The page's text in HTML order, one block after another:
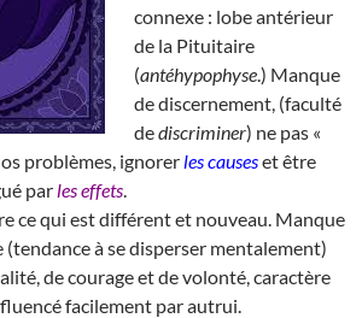
connexe : lobe antérieur
de la Pituitaire
(antéhypophyse.) Manque
de discernement, (faculté
dediscriminer) ne pas «
problèmes, ignorer les causeset être
par les effets
ce qui est différent et nouveau. Manque
à se disperser mentalement)
de courage et de volonté, caractère
facilement par autrui.